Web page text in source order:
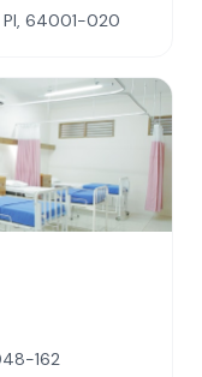
PI, 64001-020
162